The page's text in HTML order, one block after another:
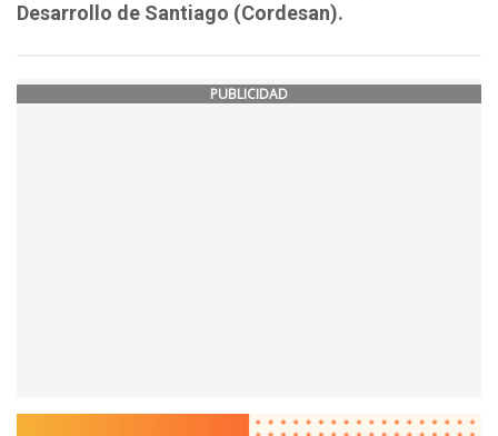
Desarrollo de Santiago (Cordesan).
PUBLICIDAD